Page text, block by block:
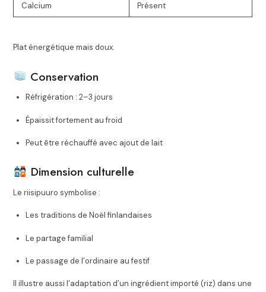
Calcium Présent
Plat énergétique mais doux.
Conservation
Réfrigération : 2–3 jours
Épaissit fortement au froid
Peut être réchauffé avec ajout de lait
Dimension culturelle
Le riisipuuro symbolise :
Les traditions de Noël finlandaises
Le partage familial
Le passage de l’ordinaire au festif
Il illustre aussi l’adaptation d’un ingrédient importé (riz) dans une